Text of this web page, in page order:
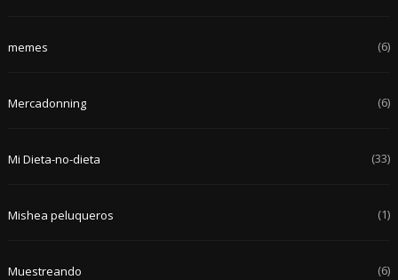
memes (6)
Mercadonning (6)
Mi Dieta-no-dieta (33)
Mishea peluqueros (1)
Muestreando (6)